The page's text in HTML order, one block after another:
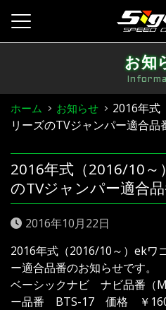
content
お知
ホーム お知らせ
2016年式
リーズのTVジャンパー適合品
2016年式（2016/10
のTVジャンパー適合
2016年10月22日
2016年式（2016/10～）ekワ
ー適合品番のお知らせです。
ベーシックナビ ナビ品番（
ー品番 BTS-17 価格 ￥